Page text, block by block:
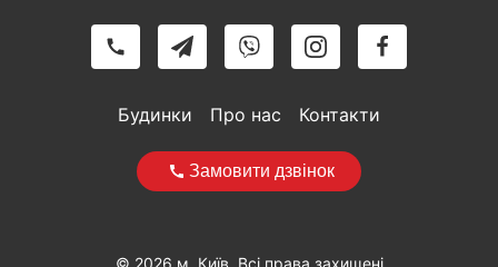
Будинки Про нас Контакти
Замовити дзвінок
© 2026 м. Київ. Всі права захищені